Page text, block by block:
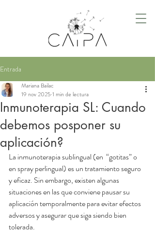
Entrada
Inmunoterapia SL: Cuando
debemos posponer su
aplicación?
Mariana Bailac
19 nov 2025 1 min de lectura
La inmunoterapia sublingual (en  “gotitas” o
en spray perlingual) es un tratamiento seguro
y eficaz. Sin embargo, existen algunas
situaciones en las que conviene pausar su
aplicación temporalmente para evitar efectos
adversos y asegurar que siga siendo bien
tolerada.